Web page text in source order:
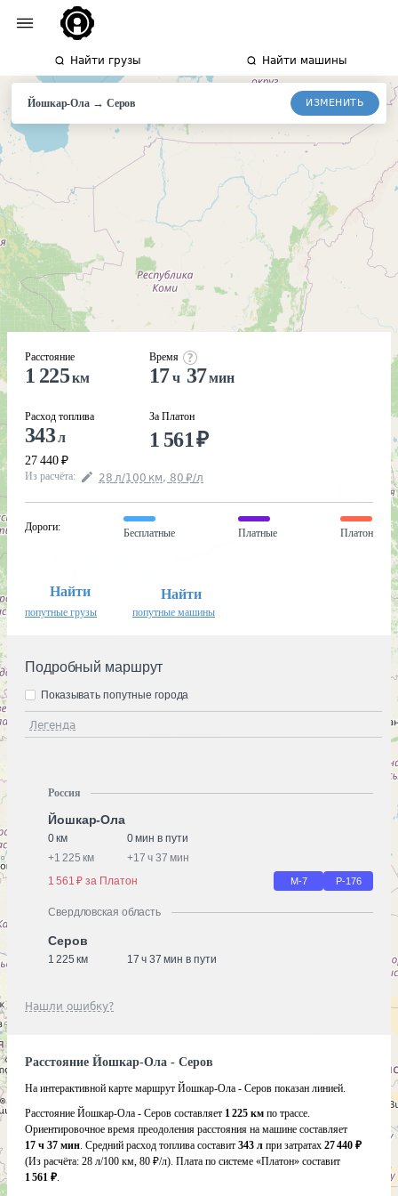
Найти грузы Найти машины
Йошкар-Ола → Серов ИЗМЕНИТЬ
Расстояние
1 225км
Расход топлива
343л
27 440 ₽
Время
17ч 37мин
За Платон
1 561₽
Из расчёта: 28 л/100 км, 80 ₽/л
Дороги:
Бесплатные Платные Платон
Найти
попутные грузы
Найти
попутные машины
Подробный маршрут
Легенда
Показывать попутные города
Россия
Йошкар-Ола
0 км
0 мин в пути
+1 225 км +17 ч 37 мин
1 561 ₽ за Платон
М-7 Р-176
Свердловская область
Серов
1 225 км 17 ч 37 мин в пути
Нашли ошибку?
Расстояние Йошкар-Ола - Серов
На интерактивной карте маршрут Йошкар-Ола - Серов показан линией.
Расстояние Йошкар-Ола - Серов составляет 1 225 км по трассе.
Ориентировочное время преодоления расстояния на машине составляет
17 ч 37 мин. Средний расход топлива составит 343 л при затратах 27 440 ₽
(Из расчёта: 28 л/100 км, 80 ₽/л). Плата по системе «Платон» составит
1 561 ₽.